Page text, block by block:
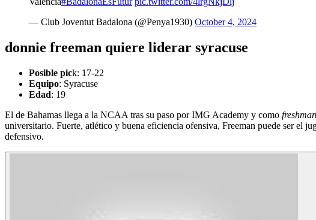
— Club Joventut Badalona (@Penya1930) October 4, 2024
donnie freeman quiere liderar syracuse
Posible pick: 17-22
Equipo: Syracuse
Edad: 19
El de Bahamas llega a la NCAA tras su paso por IMG Academy y como freshman
universitario. Fuerte, atlético y buena eficiencia ofensiva, Freeman puede ser el
defensivo.